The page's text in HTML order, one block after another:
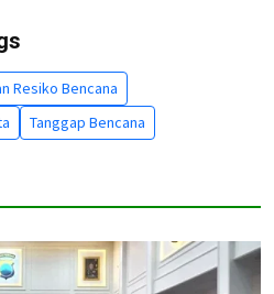
Resiko Bencana
Tanggap Bencana